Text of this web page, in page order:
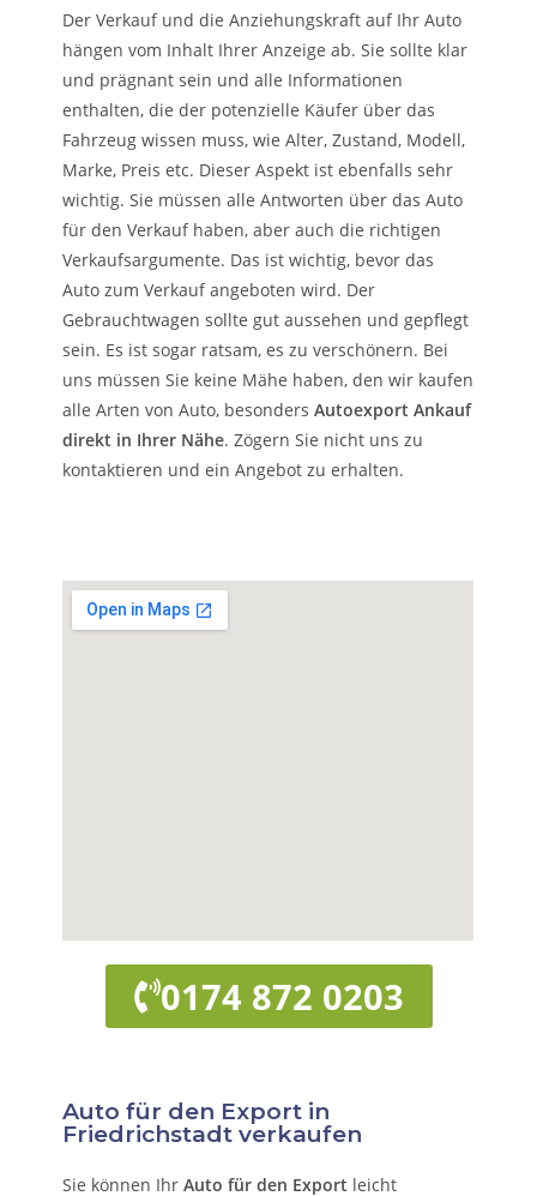
Der Verkauf und die Anziehungskraft auf Ihr Auto
hängen vom Inhalt Ihrer Anzeige ab. Sie sollte klar
und prägnant sein und alle Informationen
enthalten, die der potenzielle Käufer über das
Fahrzeug wissen muss, wie Alter, Zustand, Modell,
Marke, Preis etc. Dieser Aspekt ist ebenfalls sehr
wichtig. Sie müssen alle Antworten über das Auto
für den Verkauf haben, aber auch die richtigen
Verkaufsargumente. Das ist wichtig, bevor das
Auto zum Verkauf angeboten wird. Der
Gebrauchtwagen sollte gut aussehen und gepflegt
sein. Es ist sogar ratsam, es zu verschönern. Bei
uns müssen Sie keine Mähe haben, den wir kaufen
alle Arten von Auto, besondersAutoexport Ankauf
direkt in Ihrer Nähe. Zögern Sie nicht uns zu
kontaktieren und ein Angebot zu erhalten.
0174 872 0203
Auto für den Export in
Friedrichstadt verkaufen
Sie können IhrAuto für den Export leicht